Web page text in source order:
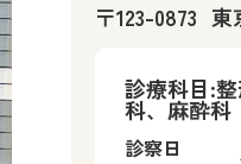
〒123-0873 東
診療科目:
科、麻酔科
診察日